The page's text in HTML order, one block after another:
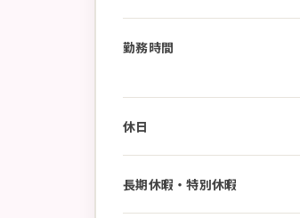
勤務時間
休日
長期休暇・特別休暇